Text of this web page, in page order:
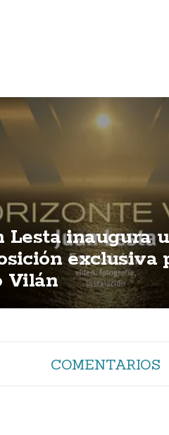
Lesta inaugura
exclusiva
Vilán
COMENTARIOS